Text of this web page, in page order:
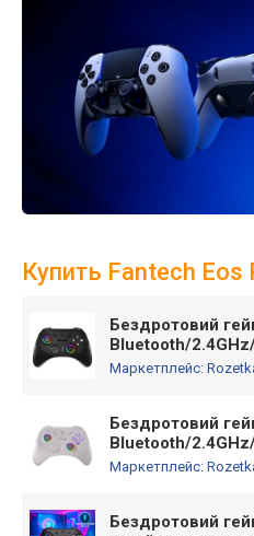
Купить Fantech Eos
Бездротовий
Bluetooth/
Маркетплейс:
Бездротовий
Bluetooth/
Маркетплейс:
Бездротовий